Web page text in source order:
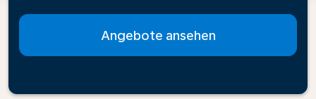
Angebote ansehen